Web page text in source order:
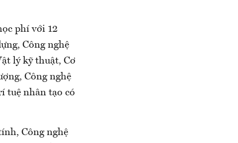
phí với 12
Công nghệ
lý kỹ thuật, Cơ
Công nghệ
tuệ nhân tạo có
Công nghệ